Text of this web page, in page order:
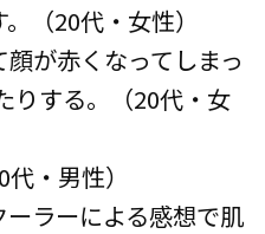
（20代・女性）
が赤くなってしまっ
りする。（20代・女
・男性）
ーラーによる感想で肌